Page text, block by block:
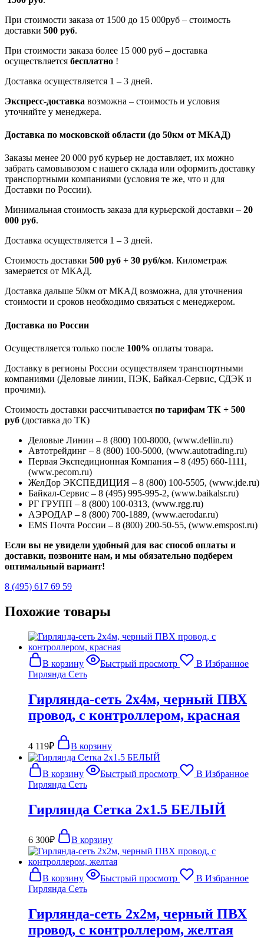
При стоимости заказа от 1500 до 15 000руб – стоимость
доставки 500 руб.
При стоимости заказа более 15 000 руб – доставка
осуществляется бесплатно !
Доставка осуществляется 1 – 3 дней.
Экспресс-доставка возможна – стоимость и условия
уточняйте у менеджера.
Доставка по московской области (до 50км от МКАД)
Заказы менее 20 000 руб курьер не доставляет, их можно
забрать самовывозом с нашего склада или оформить доставку
транспортными компаниями (условия те же, что и для
Доставки по России).
Минимальная стоимость заказа для курьерской доставки – 20
000 руб.
Доставка осуществляется 1 – 3 дней.
Стоимость доставки 500 руб + 30 руб/км. Километраж
замеряется от МКАД.
Доставка дальше 50км от МКАД возможна, для уточнения
стоимости и сроков необходимо связаться с менеджером.
Доставка по России
Осуществляется только после 100% оплаты товара.
Доставку в регионы России осуществляем транспортными
компаниями (Деловые линии, ПЭК, Байкал-Сервис, СДЭК и
прочими).
Стоимость доставки рассчитывается по тарифам ТК + 500
руб (доставка до ТК)
Деловые Линии – 8 (800) 100-8000, (www.dellin.ru)
Автотрейдинг – 8 (800) 100-5000, (www.autotrading.ru)
Первая Экспедиционная Компания – 8 (495) 660-1111,
(www.pecom.ru)
ЖелДор ЭКСПЕДИЦИЯ – 8 (800) 100-5505, (www.jde.ru)
Байкал-Сервис – 8 (495) 995-995-2, (www.baikalsr.ru)
РГ ГРУПП – 8 (800) 100-0313, (www.rgg.ru)
АЭРОДАР – 8 (800) 700-1889, (www.aerodar.ru)
EMS Почта России – 8 (800) 200-50-55, (www.emspost.ru)
Если вы не увидели удобный для вас способ оплаты и
доставки, позвоните нам, и мы обязательно подберем
оптимальный вариант!
8 (495) 617 69 59
Похожие товары
В корзину Быстрый просмотр
В Избранное
Гирлянда Сеть
Гирлянда-сеть 2х4м, черный ПВХ
провод, с контроллером, красная
4 119₽ В корзину
В корзину Быстрый просмотр
В Избранное
Гирлянда Сеть
Гирлянда Сетка 2х1.5 БЕЛЫЙ
6 300₽ В корзину
В корзину Быстрый просмотр
В Избранное
Гирлянда Сеть
Гирлянда-сеть 2х2м, черный ПВХ
провод, с контроллером, желтая